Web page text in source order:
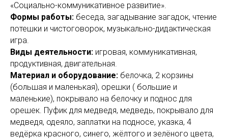
«Социально-коммуникативное развитие».
Формы работы: беседа, загадывание загадок, чтение
потешки и чистоговорок, музыкально-дидактическая
игра.
Виды деятельности: игровая, коммуникативная,
продуктивная, двигательная.
Материал и оборудование: белочка, 2 корзины
(большая и маленькая), орешки ( большие и
маленькие), покрывало на белочку и поднос для
орешек. Пуфик для медведя, медведь, покрывало для
медведя, одеяло, заплатки на подносе, указка, 4
ведёрка красного, синего, жёлтого и зелёного цвета,